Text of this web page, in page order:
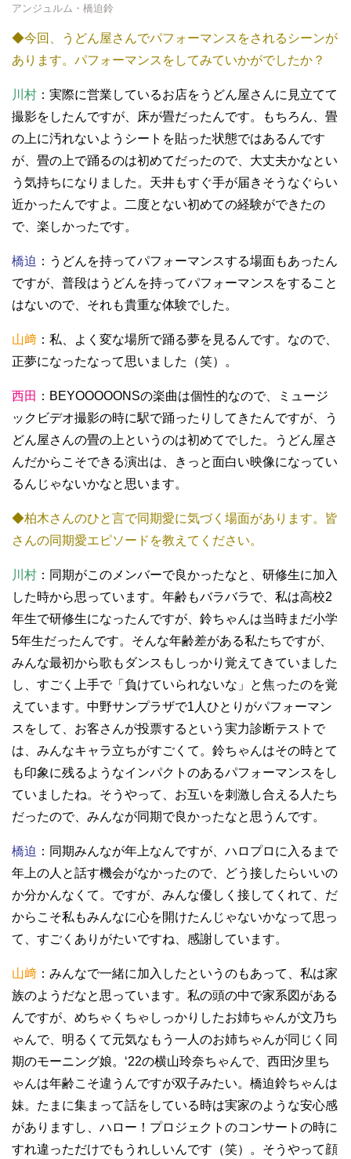
アンジュルム・橋迫鈴
◆今回、うどん屋さんでパフォーマンスをされるシーンが
あります。パフォーマンスをしてみていかがでしたか？
川村 ：実際に営業しているお店をうどん屋さんに見立てて
撮影をしたんですが、床が畳だったんです。もちろん、畳
の上に汚れないようシートを貼った状態ではあるんです
が、畳の上で踊るのは初めてだったので、大丈夫かなとい
う気持ちになりました。天井もすぐ手が届きそうなぐらい
近かったんですよ。二度とない初めての経験ができたの
で、楽しかったです。
橋迫 ：うどんを持ってパフォーマンスする場面もあったん
ですが、普段はうどんを持ってパフォーマンスをすること
はないので、それも貴重な体験でした。
山﨑 ：私、よく変な場所で踊る夢を見るんです。なので、
正夢になったなって思いました（笑）。
西田 ：BEYOOOOONSの楽曲は個性的なので、ミュージ
ックビデオ撮影の時に駅で踊ったりしてきたんですが、う
どん屋さんの畳の上というのは初めてでした。うどん屋さ
んだからこそできる演出は、きっと面白い映像になってい
るんじゃないかなと思います。
◆柏木さんのひと言で同期愛に気づく場面があります。皆
さんの同期愛エピソードを教えてください。
川村 ：同期がこのメンバーで良かったなと、研修生に加入
した時から思っています。年齢もバラバラで、私は高校2
年生で研修生になったんですが、鈴ちゃんは当時まだ小学
5年生だったんです。そんな年齢差がある私たちですが、
みんな最初から歌もダンスもしっかり覚えてきていました
し、すごく上手で「負けていられないな」と焦ったのを覚
えています。中野サンプラザで1人ひとりがパフォーマン
スをして、お客さんが投票するという実力診断テストで
は、みんなキャラ立ちがすごくて。鈴ちゃんはその時とて
も印象に残るようなインパクトのあるパフォーマンスをし
ていましたね。そうやって、お互いを刺激し合える人たち
だったので、みんなが同期で良かったなと思うんです。
橋迫 ：同期みんなが年上なんですが、ハロプロに入るまで
年上の人と話す機会がなかったので、どう接したらいいの
か分かんなくて。ですが、みんな優しく接してくれて、だ
からこそ私もみんなに心を開けたんじゃないかなって思っ
て、すごくありがたいですね、感謝しています。
山﨑 ：みんなで一緒に加入したというのもあって、私は家
族のようだなと思っています。私の頭の中で家系図がある
んですが、めちゃくちゃしっかりしたお姉ちゃんが文乃ち
ゃんで、明るくて元気なもう一人のお姉ちゃんが同じく同
期のモーニング娘。‘22の横山玲奈ちゃんで、西田汐里ち
ゃんは年齢こそ違うんですが双子みたい。橋迫鈴ちゃんは
妹。たまに集まって話をしている時は実家のような安心感
がありますし、ハロー！プロジェクトのコンサートの時に
すれ違っただけでもうれしいんです（笑）。そうやって顔